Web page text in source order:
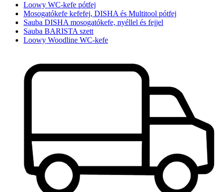
Loowy WC-kefe pótfej
Mosogatókefe kefefej, DISHA és Multitool pótfej
Sauba DISHA mosogatókefe, nyéllel és fejjel
Sauba BARISTA szett
Loowy Woodline WC-kefe